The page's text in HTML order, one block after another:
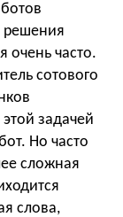
решения
очень часто.
сотового
задачей
Но часто
сложная
слова,